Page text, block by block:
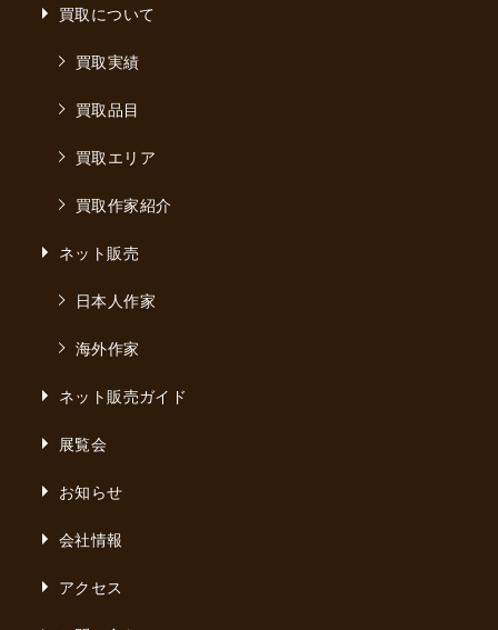
買取について
買取実績
買取品目
買取エリア
買取作家紹介
ネット販売
日本人作家
海外作家
ネット販売ガイド
展覧会
お知らせ
会社情報
アクセス